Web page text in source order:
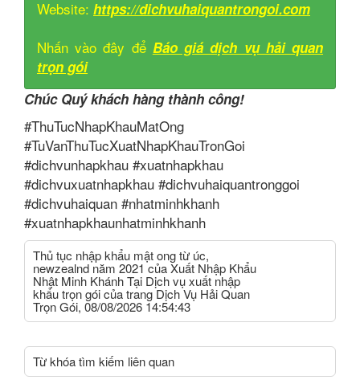
Website: https://dichvuhaiquantrongoi.com
Nhấn vào đây để Báo giá dịch vụ hải quan
trọn gói
Chúc Quý khách hàng thành công!
#ThuTucNhapKhauMatOng
#TuVanThuTucXuatNhapKhauTronGoi
#dichvunhapkhau #xuatnhapkhau
#dichvuxuatnhapkhau #dichvuhaiquantronggoi
#dichvuhaiquan #nhatminhkhanh
#xuatnhapkhaunhatminhkhanh
Thủ tục nhập khẩu mật ong từ úc,
newzealnd năm 2021 của Xuất Nhập Khẩu
Nhật Minh Khánh Tại Dịch vụ xuất nhập
khẩu trọn gói của trang Dịch Vụ Hải Quan
Trọn Gói, 08/08/2026 14:54:43
Từ khóa tìm kiếm liên quan